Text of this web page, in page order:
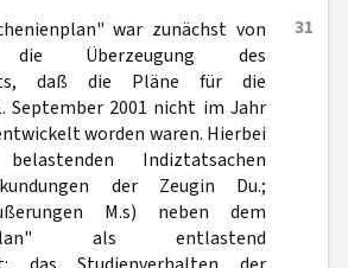
31
war zunächst von
Überzeugung des
daß die Pläne für die
September 2001 nicht im Jahr
worden waren. Hierbei
Indiztatsachen
der Zeugin Du.;
M.s) neben dem
als entlastend